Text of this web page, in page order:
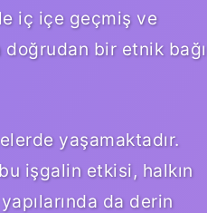
iç içe geçmiş ve
doğrudan bir etnik bağı
yaşamaktadır.
işgalin etkisi, halkın
da derin